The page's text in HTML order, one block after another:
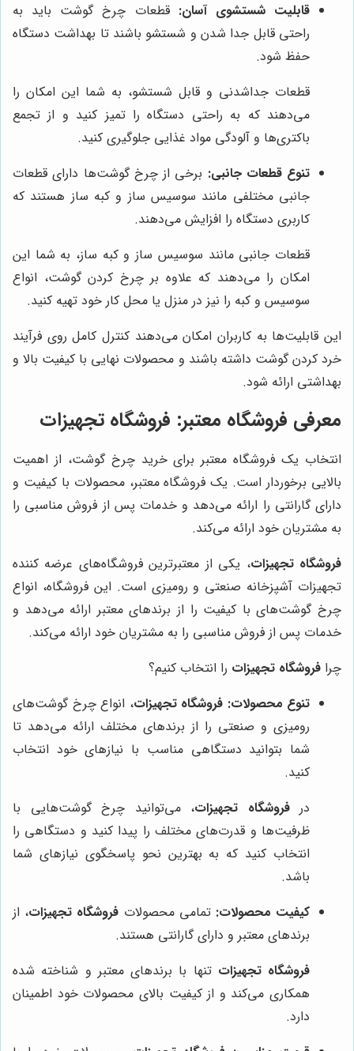
قابلیت شستشوی آسان: قطعات چرخ گوشت باید به
راحتی قابل جدا شدن و شستشو باشند تا بهداشت دستگاه
حفظ شود.
قطعات جداشدنی و قابل شستشو، به شما این امکان را
می‌دهند که به راحتی دستگاه را تمیز کنید و از تجمع
باکتری‌ها و آلودگی مواد غذایی جلوگیری کنید.
تنوع قطعات جانبی: برخی از چرخ گوشت‌ها دارای قطعات
جانبی مختلفی مانند سوسیس ساز و کبه ساز هستند که
کاربری دستگاه را افزایش می‌دهند.
قطعات جانبی مانند سوسیس ساز و کبه ساز، به شما این
امکان را می‌دهند که علاوه بر چرخ کردن گوشت، انواع
سوسیس و کبه را نیز در منزل یا محل کار خود تهیه کنید.
این قابلیت‌ها به کاربران امکان می‌دهند کنترل کامل روی فرآیند
خرد کردن گوشت داشته باشند و محصولات نهایی با کیفیت بالا و
بهداشتی ارائه شود.
معرفی فروشگاه معتبر: فروشگاه تجهیزات
انتخاب یک فروشگاه معتبر برای خرید چرخ گوشت، از اهمیت
بالایی برخوردار است. یک فروشگاه معتبر، محصولات با کیفیت و
دارای گارانتی را ارائه می‌دهد و خدمات پس از فروش مناسبی را
به مشتریان خود ارائه می‌کند.
فروشگاه تجهیزات، یکی از معتبرترین فروشگاه‌های عرضه کننده
تجهیزات آشپزخانه صنعتی و رومیزی است. این فروشگاه، انواع
چرخ گوشت‌های با کیفیت را از برندهای معتبر ارائه می‌دهد و
خدمات پس از فروش مناسبی را به مشتریان خود ارائه می‌کند.
چرا فروشگاه تجهیزات را انتخاب کنیم؟
تنوع محصولات: فروشگاه تجهیزات، انواع چرخ گوشت‌های
رومیزی و صنعتی را از برندهای مختلف ارائه می‌دهد تا
شما بتوانید دستگاهی مناسب با نیازهای خود انتخاب
کنید.
درفروشگاه تجهیزات، می‌توانید چرخ گوشت‌هایی با
ظرفیت‌ها و قدرت‌های مختلف را پیدا کنید و دستگاهی را
انتخاب کنید که به بهترین نحو پاسخگوی نیازهای شما
باشد.
کیفیت محصولات: تمامی محصولات فروشگاه تجهیزات، از
برندهای معتبر و دارای گارانتی هستند.
فروشگاه تجهیزات تنها با برندهای معتبر و شناخته شده
همکاری می‌کند و از کیفیت بالای محصولات خود اطمینان
دارد.